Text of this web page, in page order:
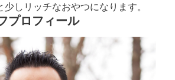
しリッチなおやつになります。
プロフィール